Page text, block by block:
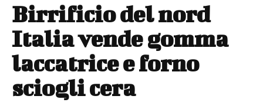
Birrificio del nord
Italia vende gomma
laccatrice e forno
sciogli cera